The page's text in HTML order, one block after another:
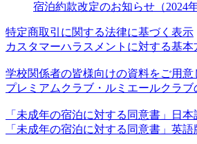
宿泊約款改定のお知らせ（2024
特定商取引に関する法律に基づく表示
カスタマーハラスメントに対する基本
学校関係者の皆様向けの資料をご用意
プレミアムクラブ・ルミエールクラブ
「未成年の宿泊に対する同意書」日
「未成年の宿泊に対する同意書」英語